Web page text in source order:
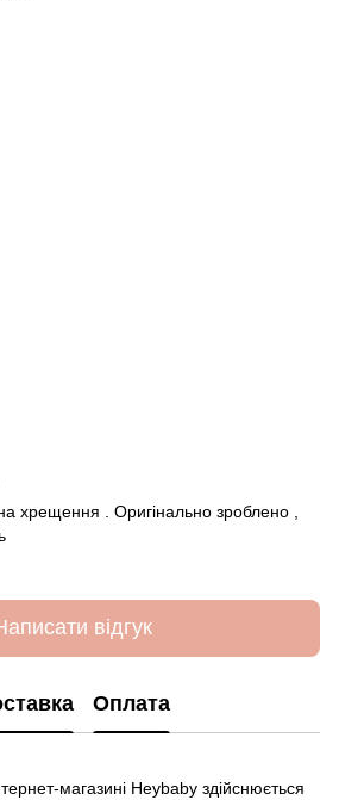
хрещення . Оригінально зроблено ,
відгук
Оплата
магазині Heybaby здійснюється